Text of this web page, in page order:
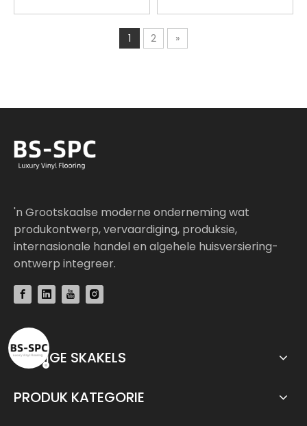
1 2 »
'n Grootskaalse moderne onderneming wat
produkontwerp, vervaardiging, produksie,
internasionale handel en algehele huisversiering-
ontwerp integreer.
VINNIGE SKAKELS
PRODUK KATEGORIE